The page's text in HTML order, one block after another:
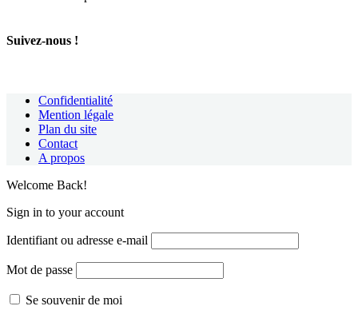
Suivez-nous !
Confidentialité
Mention légale
Plan du site
Contact
A propos
Welcome Back!
Sign in to your account
Identifiant ou adresse e-mail
Mot de passe
Se souvenir de moi